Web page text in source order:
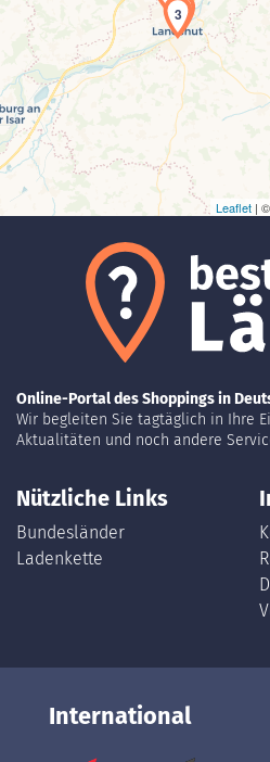
Laden der
3
5
Leaflet | ©
Online-Portal des Shoppings in
Wir begleiten Sie tagtäglich in Ihre
Aktualitäten und noch andere
Nützliche Links
Bundesländer
Ladenkette
International